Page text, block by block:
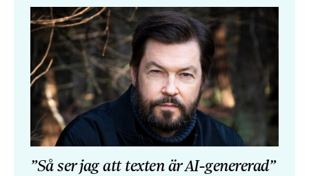
”Så ser jag att texten är AI-genererad”